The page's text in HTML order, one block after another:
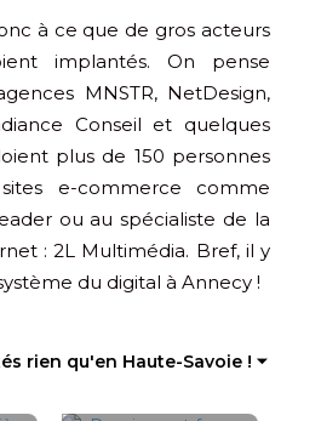
à ce que de gros acteurs
implantés. On pense
MNSTR, NetDesign,
Conseil et quelques
plus de 150 personnes
e-commerce comme
ou au spécialiste de la
: 2L Multimédia. Bref, il y
du digital à Annecy !
rien qu'en Haute-Savoie ! ⏷